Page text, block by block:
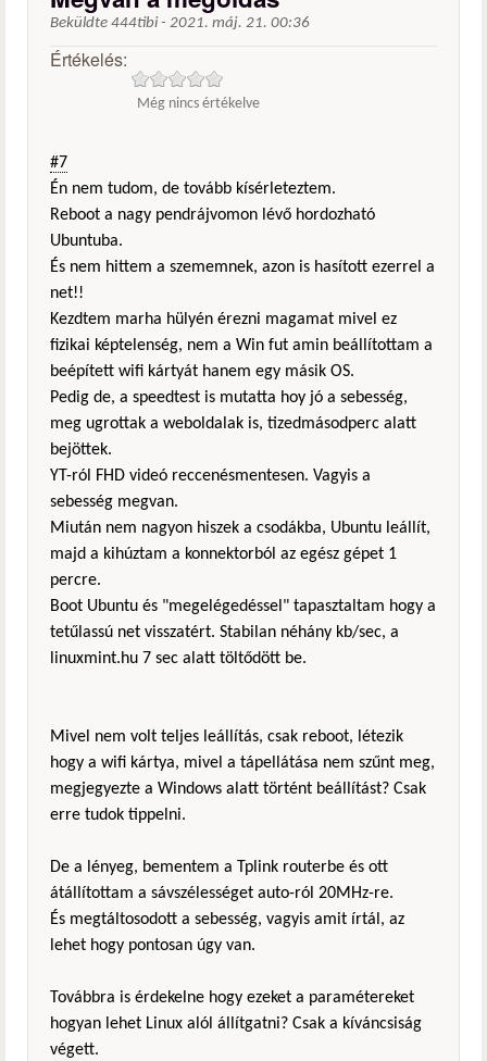
Beküldte 444tibi - 2021. máj. 21. 00:36
Értékelés:
Még nincs értékelve
#7
Én nem tudom, de tovább kísérleteztem.
Reboot a nagy pendrájvomon lévő hordozható
Ubuntuba.
És nem hittem a szememnek, azon is hasított ezerrel a
net!!
Kezdtem marha hülyén érezni magamat mivel ez
fizikai képtelenség, nem a Win fut amin beállítottam a
beépített wifi kártyát hanem egy másik OS.
Pedig de, a speedtest is mutatta hoy jó a sebesség,
meg ugrottak a weboldalak is, tizedmásodperc alatt
bejöttek.
YT-ról FHD videó reccenésmentesen. Vagyis a
sebesség megvan.
Miután nem nagyon hiszek a csodákba, Ubuntu leállít,
majd a kihúztam a konnektorból az egész gépet 1
percre.
Boot Ubuntu és "megelégedéssel" tapasztaltam hogy a
tetűlassú net visszatért. Stabilan néhány kb/sec, a
linuxmint.hu 7 sec alatt töltődött be.
Mivel nem volt teljes leállítás, csak reboot, létezik
hogy a wifi kártya, mivel a tápellátása nem szűnt meg,
megjegyezte a Windows alatt történt beállítást? Csak
erre tudok tippelni.
De a lényeg, bementem a Tplink routerbe és ott
átállítottam a sávszélességet auto-ról 20MHz-re.
És megtáltosodott a sebesség, vagyis amit írtál, az
lehet hogy pontosan úgy van.
Továbbra is érdekelne hogy ezeket a paramétereket
hogyan lehet Linux alól állítgatni? Csak a kíváncsiság
végett.